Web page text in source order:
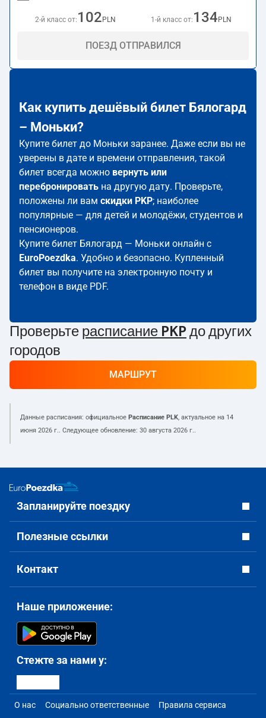
2-й класс от: 102 PLN 1-й класс от: 134 PLN
ПОЕЗД ОТПРАВИЛСЯ
Как купить дешёвый билет Бялогард
– Моньки?
Купите билет до Моньки заранее. Даже если вы не
уверены в дате и времени отправления, такой
билет всегда можно вернуть или
перебронировать на другую дату. Проверьте,
положены ли вам скидки PKP; наиболее
популярные — для детей и молодёжи, студентов и
пенсионеров.
Купите билет Бялогард — Моньки онлайн с
EuroPoezdka. Удобно и безопасно. Купленный
билет вы получите на электронную почту и
телефон в виде PDF.
Проверьте расписание PKP до других
городов
МАРШРУТ
Данные расписания: официальное Расписание PLK, актуальное на 14
июня 2026 г.. Следующее обновление: 30 августа 2026 г..
Запланируйте поездку
Полезные ссылки
Контакт
Наше приложение:
Стежте за нами у:
О нас Социально ответственные Правила сервиса